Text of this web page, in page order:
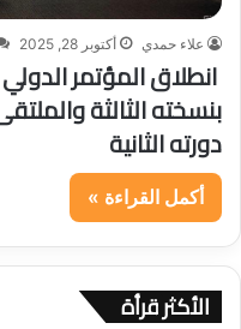
علاء حمدي أكتوبر 28, 2025
انطلاق المؤتمر
بنسخته الثالثة
دورته الثانية
أكمل القراءة »
الأكثر قرأة